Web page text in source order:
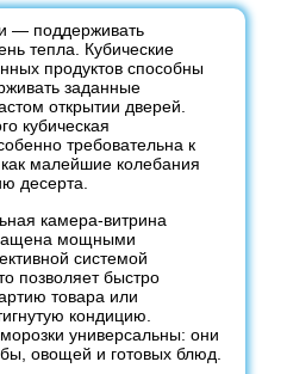
— поддерживать
тепла. Кубические
продуктов способны
заданные
открытии дверей.
кубическая
требовательна к
как малейшие колебания
десерта.
камера-витрина
мощными
системой
позволяет быстро
товара или
кондицию.
универсальны: они
овощей и готовых блюд.